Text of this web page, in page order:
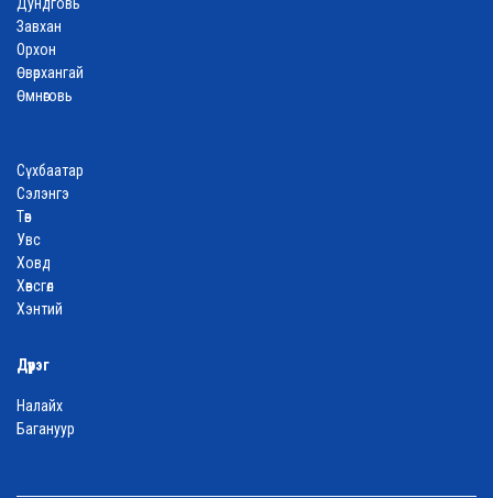
Завхан
Орхон
Өвөрхангай
Өмнөговь
Сүхбаатар
Сэлэнгэ
Төв
Увс
Ховд
Хөвсгөл
Хэнтий
Дүүрэг
Налайх
Багануур